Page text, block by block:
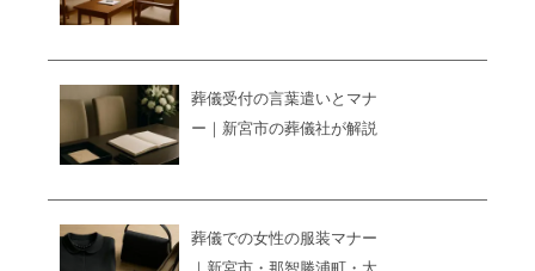
葬儀受付の言葉遣いとマナ
ー｜新宮市の葬儀社が解説
葬儀での女性の服装マナー